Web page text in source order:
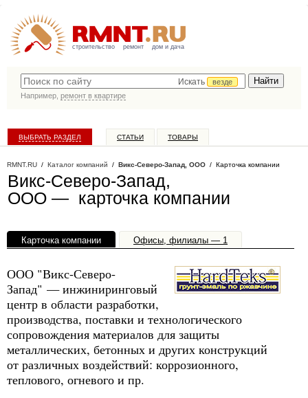
строительство ремонт дом и дача
Искать
везде
Например, ремонт в квартире
ВЫБРАТЬ РАЗДЕЛ СТАТЬИ ТОВАРЫ
RMNT.RU / Каталог компаний / Викс-Северо-Запад, ООО / Карточка компании
Викс-Северо-Запад,
ООО — карточка компании
Карточка компании Офисы, филиалы — 1
ООО "Викс-Северо-
Запад" — инжиниринговый
центр в области разработки,
производства, поставки и технологического
сопровождения материалов для защиты
металлических, бетонных и других конструкций
от различных воздействий: коррозионного,
теплового, огневого и пр.